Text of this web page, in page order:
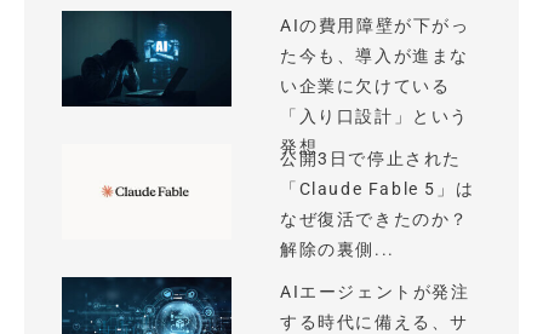
AIの費用障壁が下がっ
た今も、導入が進まな
い企業に欠けている
「入り口設計」という
発想
公開3日で停止された
「Claude Fable 5」は
なぜ復活できたのか？
解除の裏側...
AIエージェントが発注
する時代に備える、サ